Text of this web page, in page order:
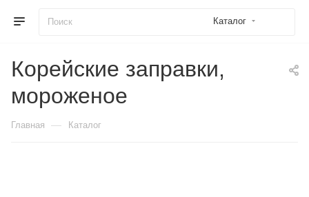
Каталог
Корейские заправки,
мороженое
Главная — Каталог